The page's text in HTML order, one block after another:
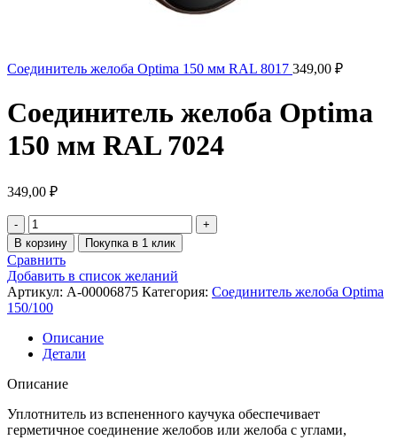
Соединитель желоба Optima 150 мм RAL 8017 349,00 ₽
Соединитель желоба Optima
150 мм RAL 7024
349,00 ₽
В корзину Покупка в 1 клик
Сравнить
Добавить в список желаний
Артикул: A-00006875 Категория: Соединитель желоба Optima
150/100
Описание
Детали
Описание
Уплотнитель из вспененного каучука обеспечивает
герметичное соединение желобов или желоба с углами,